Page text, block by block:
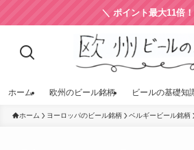
＼ ポイント最大11倍
ホーム 欧州のビール銘柄 ビールの基礎知
ホーム ヨーロッパのビール銘柄 ベルギービール銘柄